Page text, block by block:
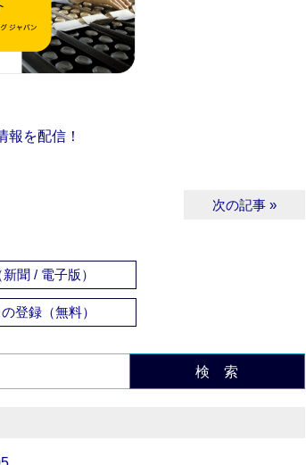
を配信！
次の記事 »
聞 / 電子版）
登録（無料）
検 索